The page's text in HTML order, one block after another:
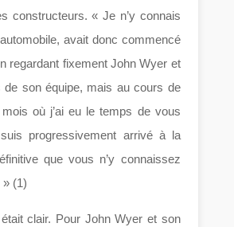
constructeurs. « Je n’y connais
avait donc commencé
regardant fixement John Wyer et
de son équipe, mais au cours de
où j’ai eu le temps de vous
progressivement arrivé à la
que vous n’y connaissez
» (1)
clair. Pour John Wyer et son